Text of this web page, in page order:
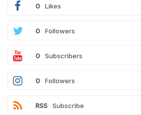
0 Likes
0 Followers
0 Subscribers
0 Followers
RSS Subscribe